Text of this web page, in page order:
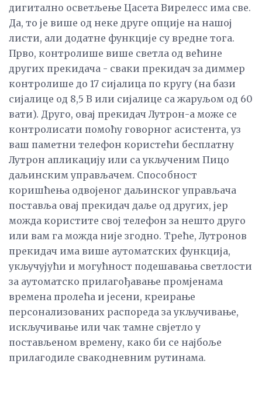
дигитално осветљење Цасета Вирелесс има све.
Да, то је више од неке друге опције на нашој
листи, али додатне функције су вредне тога.
Прво, контролише више светла од већине
других прекидача - сваки прекидач за диммер
контролише до 17 сијалица по кругу (на бази
сијалице од 8,5 В или сијалице са жаруљом од 60
вати). Друго, овај прекидач Лутрон-а може се
контролисати помоћу говорног асистента, уз
ваш паметни телефон користећи бесплатну
Лутрон апликацију или са укљученим Пицо
даљинским управљачем. Способност
коришћења одвојеног даљинског управљача
поставља овај прекидач даље од других, јер
можда користите свој телефон за нешто друго
или вам га можда није згодно. Треће, Лутронов
прекидач има више аутоматских функција,
укључујући и могућност подешавања светлости
за аутоматско прилагођавање промјенама
времена пролећа и јесени, креирање
персонализованих распореда за укључивање,
искључивање или чак тамне свјетло у
постављеном времену, како би се најбоље
прилагодиле свакодневним рутинама.